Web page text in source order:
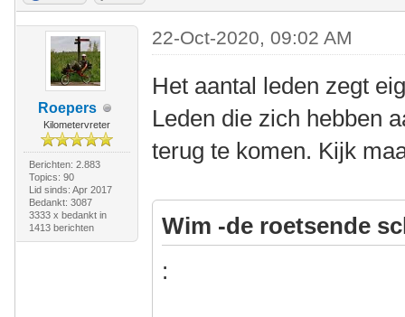
Roepers
Kilometervreter
Berichten: 2.883
Topics: 90
Lid sinds: Apr 2017
Bedankt: 3087
3333 x bedankt in
1413 berichten
22-Oct-2020, 09:02 AM
Het aantal leden zegt
Leden die zich hebben
terug te komen. Kijk
Wim -de roetsende
: